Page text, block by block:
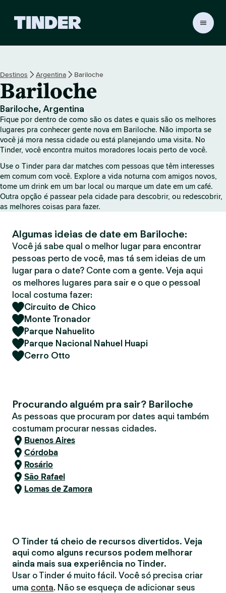
a
i
n
i
c
i
a
l
o
T
i
n
r
Destinos Argentina Bariloche
Bariloche
Bariloche, Argentina
Fique por dentro de como são os dates e quais são os melhores
lugares pra conhecer gente nova em Bariloche. Não importa se
você já mora nessa cidade ou está planejando uma visita. No
Tinder, você encontra muitos moradores locais perto de você.
Use o Tinder para dar matches com pessoas que têm interesses
em comum com você. Explore a vida noturna com amigos novos,
tome um drink em um bar local ou marque um date em um café.
Outra opção é passear pela cidade para descobrir, ou redescobrir,
as melhores coisas para fazer.
Algumas ideias de date em Bariloche:
Você já sabe qual o melhor lugar para encontrar
pessoas perto de você, mas tá sem ideias de um
lugar para o date? Conte com a gente. Veja aqui
os melhores lugares para sair e o que o pessoal
local costuma fazer:
Circuito de Chico
Monte Tronador
Parque Nahuelito
Parque Nacional Nahuel Huapi
Cerro Otto
Procurando alguém pra sair? Bariloche
As pessoas que procuram por dates aqui também
costumam procurar nessas cidades.
Buenos Aires
Córdoba
Rosário
São Rafael
Lomas de Zamora
O Tinder tá cheio de recursos divertidos. Veja
aqui como alguns recursos podem melhorar
ainda mais sua experiência no Tinder.
Usar o Tinder é muito fácil. Você só precisa criar
uma conta. Não se esqueça de adicionar seus